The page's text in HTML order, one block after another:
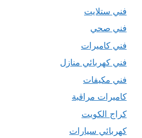
فني ستلايت
فني صحي
فني كاميرات
فني كهربائي منازل
فني مكيفات
كاميرات مراقبة
كراج الكويت
كهربائي سيارات